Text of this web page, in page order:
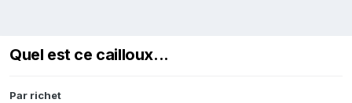
Quel est ce cailloux...
Par richet